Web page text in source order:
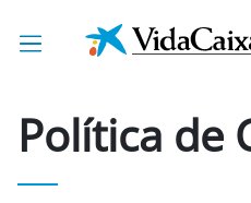
Saltar al
Política de